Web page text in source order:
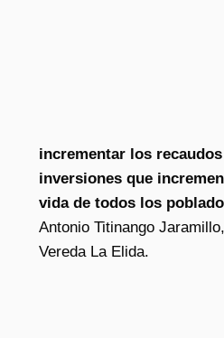
incrementar los
inversiones que
vida de todos los
Antonio Titinango
Vereda La Elida.